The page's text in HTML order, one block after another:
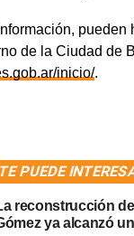
pueden
de la Ciudad de
inicio/.
TE PUEDE
reconstrucción
ya alcanzó